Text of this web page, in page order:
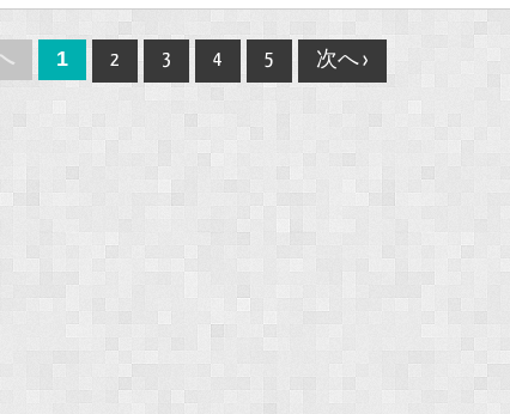
1 2 3 4 5 次へ ›